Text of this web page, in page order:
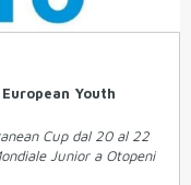
Youth
Cup dal 20 al 22
Junior a Otopeni